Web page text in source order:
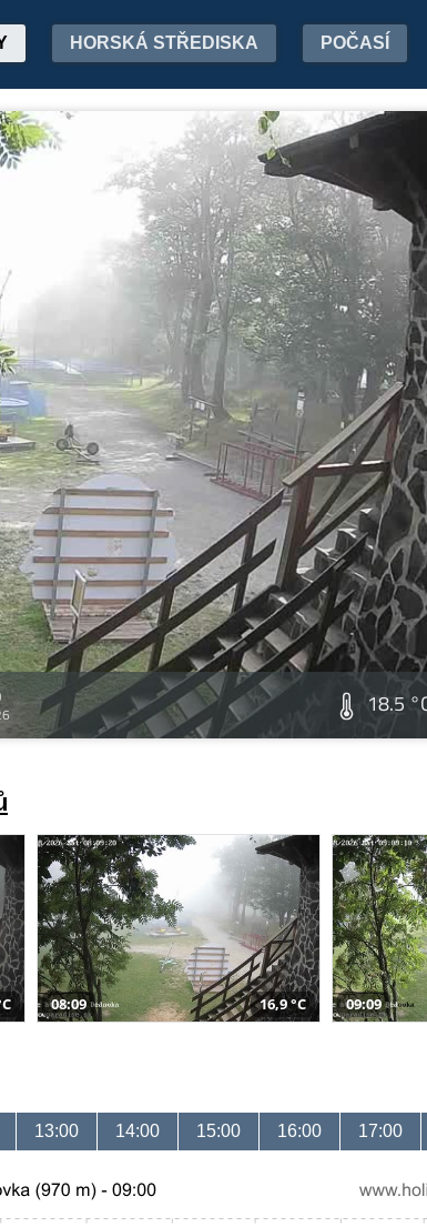
HORSKÁ STŘEDISKA POČASÍ
18.5
08:09 16,9 °C 09:09
13:00 14:00 15:00 16:00 17:00